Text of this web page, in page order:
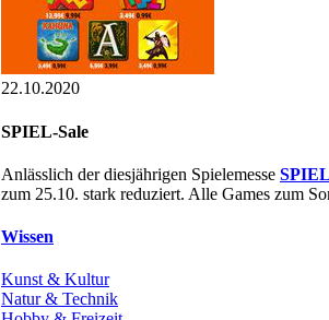
22.10.2020
SPIEL-Sale
Anlässlich der diesjährigen Spielemesse
zum 25.10. stark reduziert. Alle Games zum
Wissen
Kunst & Kultur
Natur & Technik